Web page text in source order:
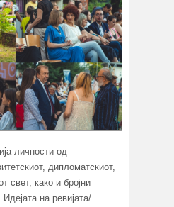
личности од
дипломатскиот,
свет, како и бројни
на ревијата/